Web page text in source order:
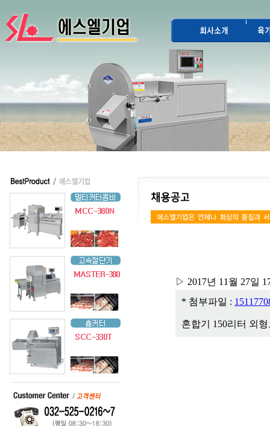
▷ 2017년 11월 27일
* 첨부파일 :
혼합기 150리터 외